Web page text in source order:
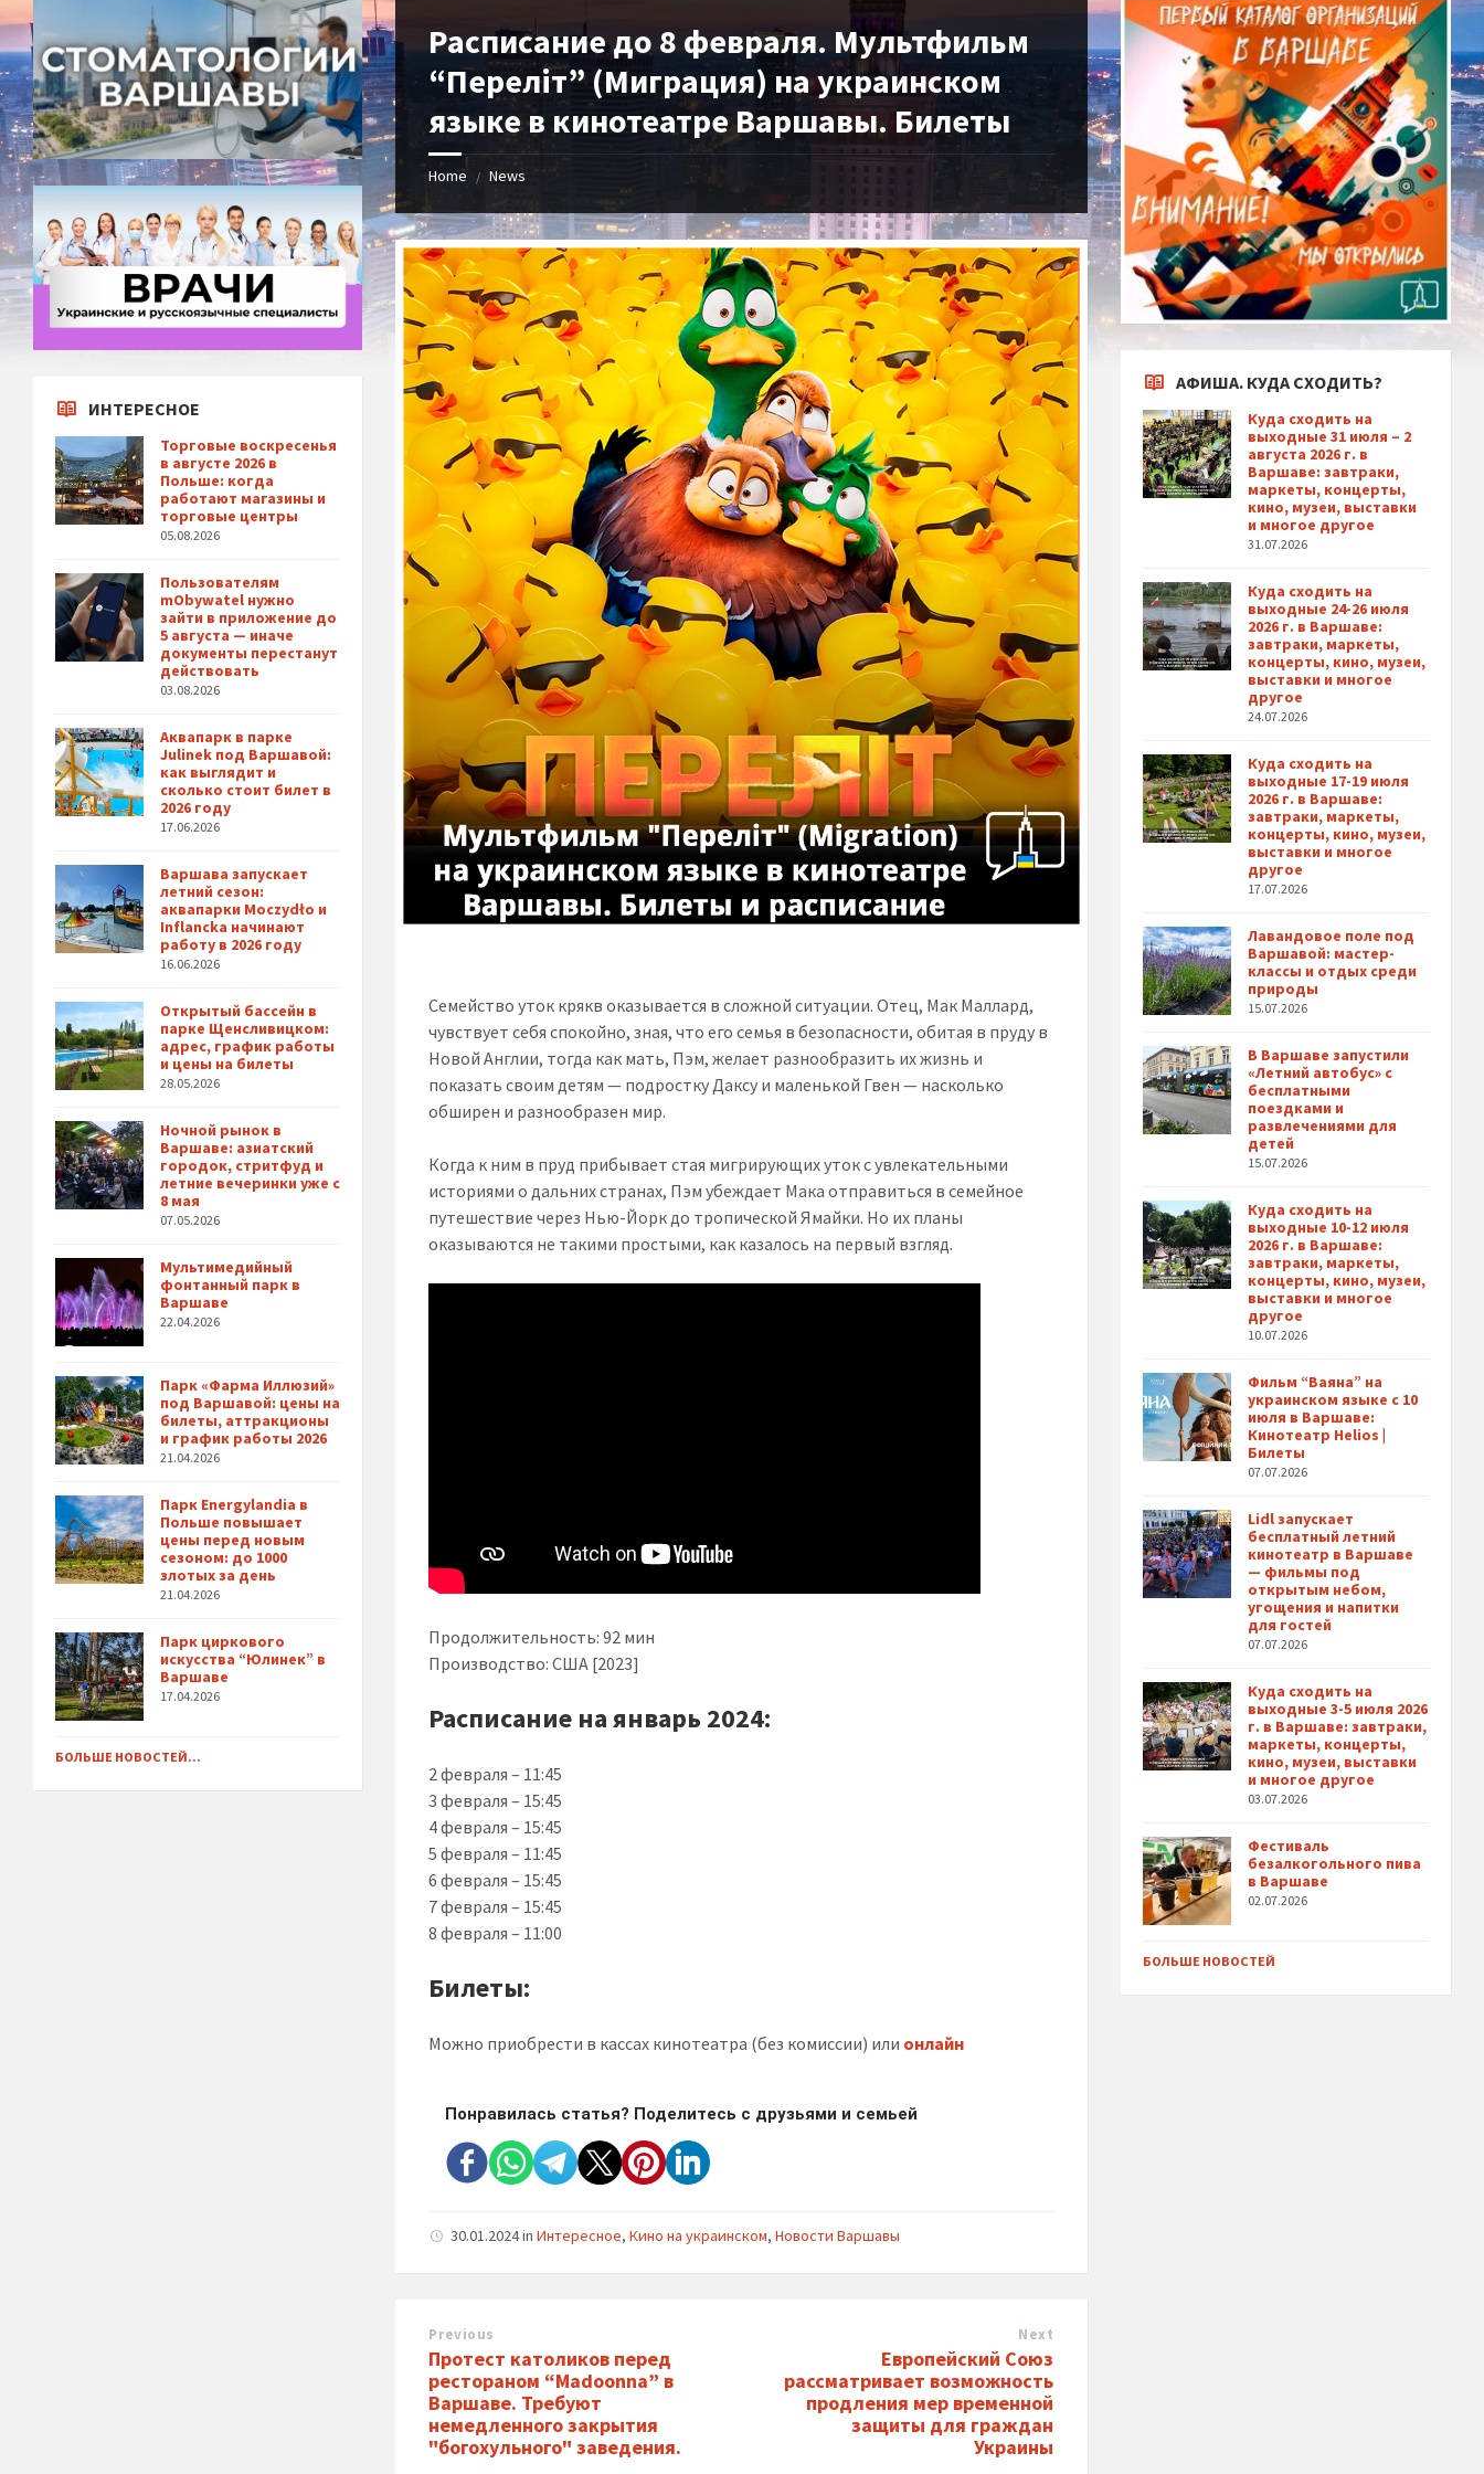
Расписание до 8 февраля. Мультфильм
“Переліт” (Миграция) на украинском
языке в кинотеатре Варшавы. Билеты
Home / News
Семейство уток крякв оказывается в сложной ситуации. Отец, Мак Маллард,
чувствует себя спокойно, зная, что его семья в безопасности, обитая в пруду в
Новой Англии, тогда как мать, Пэм, желает разнообразить их жизнь и
показать своим детям — подростку Даксу и маленькой Гвен — насколько
обширен и разнообразен мир.
Когда к ним в пруд прибывает стая мигрирующих уток с увлекательными
историями о дальних странах, Пэм убеждает Мака отправиться в семейное
путешествие через Нью-Йорк до тропической Ямайки. Но их планы
оказываются не такими простыми, как казалось на первый взгляд.
Продолжительность: 92 мин
Производство: США [2023]
Расписание на январь 2024:
2 февраля – 11:45
3 февраля – 15:45
4 февраля – 15:45
5 февраля – 11:45
6 февраля – 15:45
7 февраля – 15:45
8 февраля – 11:00
Билеты:
Можно приобрести в кассах кинотеатра (без комиссии) или онлайн
Понравилась статья? Поделитесь с друзьями и семьей
30.01.2024inИнтересное,Кино на украинском,Новости Варшавы
Previous
Протест католиков перед
рестораном “Madoonna” в
Варшаве. Требуют
немедленного закрытия
"богохульного" заведения.
Next
Европейский Союз
рассматривает возможность
продления мер временной
защиты для граждан
Украины
ИНТЕРЕСНОЕ
Торговые воскресенья
в августе 2026 в
Польше: когда
работают магазины и
торговые центры
05.08.2026
Пользователям
mObywatel нужно
зайти в приложение до
5 августа — иначе
документы перестанут
действовать
03.08.2026
Аквапарк в парке
Julinek под Варшавой:
как выглядит и
сколько стоит билет в
2026 году
17.06.2026
Варшава запускает
летний сезон:
аквапарки Moczydło и
Inflancka начинают
работу в 2026 году
16.06.2026
Открытый бассейн в
парке Щенсливицком:
адрес, график работы
и цены на билеты
28.05.2026
Ночной рынок в
Варшаве: азиатский
городок, стритфуд и
летние вечеринки уже с
8 мая
07.05.2026
Мультимедийный
фонтанный парк в
Варшаве
22.04.2026
Парк «Фарма Иллюзий»
под Варшавой: цены на
билеты, аттракционы
и график работы 2026
21.04.2026
Парк Energylandia в
Польше повышает
цены перед новым
сезоном: до 1000
злотых за день
21.04.2026
Парк циркового
искусства “Юлинек” в
Варшаве
17.04.2026
БОЛЬШЕ НОВОСТЕЙ...
АФИША. КУДА СХОДИТЬ?
Куда сходить на
выходные 31 июля – 2
августа 2026 г. в
Варшаве: завтраки,
маркеты, концерты,
кино, музеи, выставки
и многое другое
31.07.2026
Куда сходить на
выходные 24-26 июля
2026 г. в Варшаве:
завтраки, маркеты,
концерты, кино, музеи,
выставки и многое
другое
24.07.2026
Куда сходить на
выходные 17-19 июля
2026 г. в Варшаве:
завтраки, маркеты,
концерты, кино, музеи,
выставки и многое
другое
17.07.2026
Лавандовое поле под
Варшавой: мастер-
классы и отдых среди
природы
15.07.2026
В Варшаве запустили
«Летний автобус» с
бесплатными
поездками и
развлечениями для
детей
15.07.2026
Куда сходить на
выходные 10-12 июля
2026 г. в Варшаве:
завтраки, маркеты,
концерты, кино, музеи,
выставки и многое
другое
10.07.2026
Фильм “Ваяна” на
украинском языке с 10
июля в Варшаве:
Кинотеатр Helios |
Билеты
07.07.2026
Lidl запускает
бесплатный летний
кинотеатр в Варшаве
— фильмы под
открытым небом,
угощения и напитки
для гостей
07.07.2026
Куда сходить на
выходные 3-5 июля 2026
г. в Варшаве: завтраки,
маркеты, концерты,
кино, музеи, выставки
и многое другое
03.07.2026
Фестиваль
безалкогольного пива
в Варшаве
02.07.2026
БОЛЬШЕ НОВОСТЕЙ